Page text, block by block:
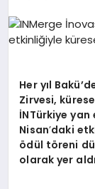
SAĞLIK
YAŞAM
Her yıl
Zirvesi,
İNTürkiye
Nisan’daki
ödül töreni
olarak yer